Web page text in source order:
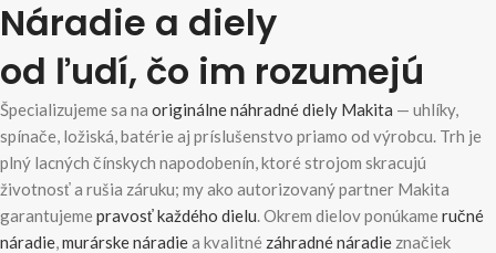
Náradie a diely
od ľudí, čo im rozumejú
Špecializujeme sa na originálne náhradné diely Makita — uhlíky,
spínače, ložiská, batérie aj príslušenstvo priamo od výrobcu. Trh je
plný lacných čínskych napodobenín, ktoré strojom skracujú
životnosť a rušia záruku; my ako autorizovaný partner Makita
garantujemepravosť každého dielu. Okrem dielov ponúkameručné
náradie,murárske náradiea kvalitné záhradné náradie značiek